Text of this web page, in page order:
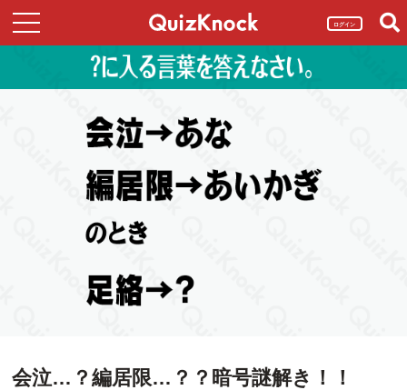
ログイン
会泣…？編居限…？？暗号謎解き！！